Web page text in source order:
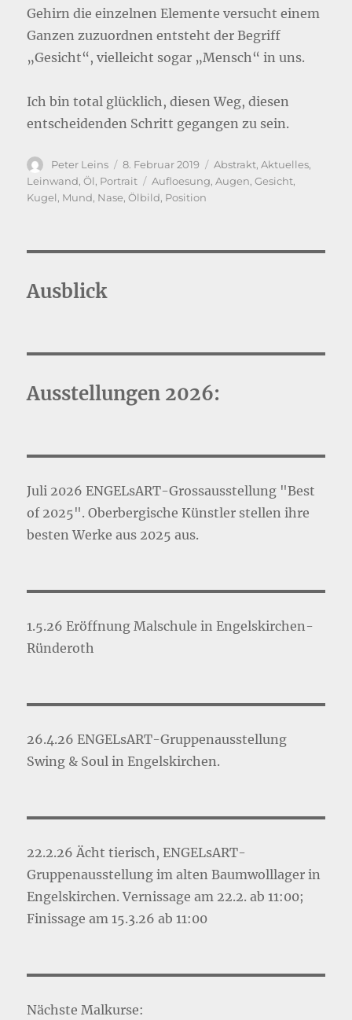
Gehirn die einzelnen Elemente versucht einem
Ganzen zuzuordnen entsteht der Begriff
„Gesicht“, vielleicht sogar „Mensch“ in uns.
Ich bin total glücklich, diesen Weg, diesen
entscheidenden Schritt gegangen zu sein.
Autor
Peter Leins
Veröffentlicht
am
8. Februar 2019 Kategorien
Abstrakt,Aktuelles,
Leinwand,Öl, Portrait Schlagwörter
Aufloesung,Augen,Gesicht,
Kugel, Mund, Nase,Ölbild, Position
Ausblick
Ausstellungen 2026:
Juli 2026 ENGELsART-Grossausstellung "Best
of 2025". Oberbergische Künstler stellen ihre
besten Werke aus 2025 aus.
1.5.26 Eröffnung Malschule in Engelskirchen-
Ründeroth
26.4.26 ENGELsART-Gruppenausstellung
Swing & Soul in Engelskirchen.
22.2.26 Ächt tierisch, ENGELsART-
Gruppenausstellung im alten Baumwolllager in
Engelskirchen. Vernissage am 22.2. ab 11:00;
Finissage am 15.3.26 ab 11:00
Nächste Malkurse: